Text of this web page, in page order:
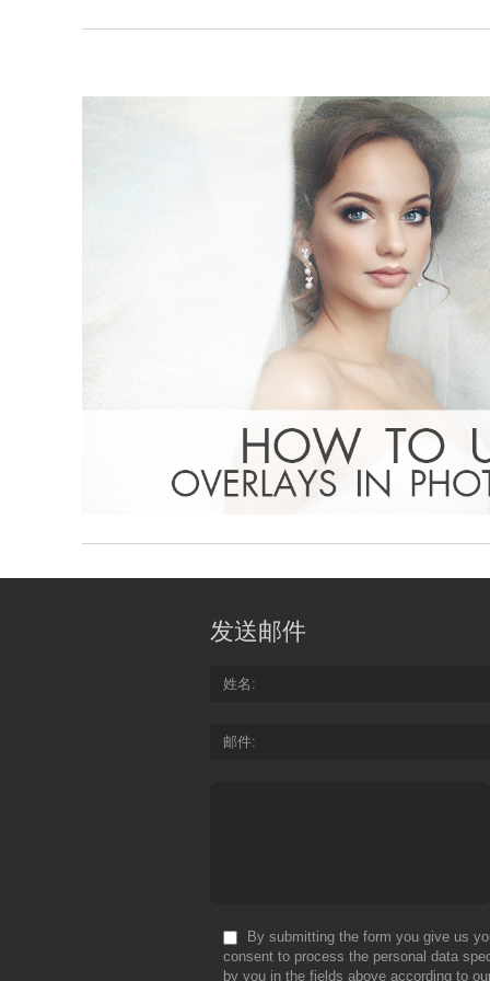
发送邮件
姓名
邮件
By submitting the form you give us
consent to process the personal data
by you in the fields above according to